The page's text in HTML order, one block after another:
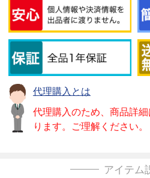
代理購入とは
代理購入のため、商品詳
ります。ご理解ください。
アイテム